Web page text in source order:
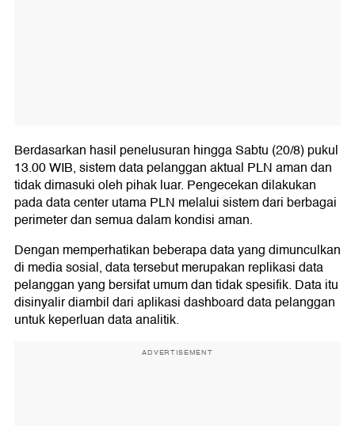
Berdasarkan hasil penelusuran hingga Sabtu (20/8) pukul
13.00 WIB, sistem data pelanggan aktual PLN aman dan
tidak dimasuki oleh pihak luar. Pengecekan dilakukan
pada data center utama PLN melalui sistem dari berbagai
perimeter dan semua dalam kondisi aman.
Dengan memperhatikan beberapa data yang dimunculkan
di media sosial, data tersebut merupakan replikasi data
pelanggan yang bersifat umum dan tidak spesifik. Data itu
disinyalir diambil dari aplikasi dashboard data pelanggan
untuk keperluan data analitik.
ADVERTISEMENT